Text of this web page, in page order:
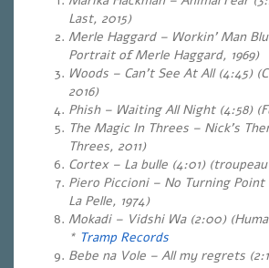
Last, 2015)
Merle Haggard – Workin’ Man
Portrait of Merle Haggard, 1969)
Woods – Can’t See At All (4:45)
2016)
Phish – Waiting All Night (4:58)
The Magic In Threes – Nick’s
Threes, 2011)
Cortex – La bulle (4:01) (troupeau
Piero Piccioni – No Turning
La Pelle, 1974)
Mokadi – Vidshi Wa (2:00)
* Tramp Records
Bebe na Vole – All my regrets